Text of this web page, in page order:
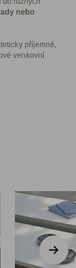
nebo
příjemné,
venkovní